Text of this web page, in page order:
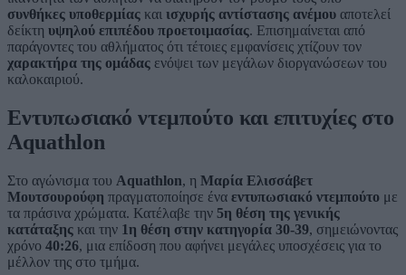
συνθήκες υποθερμίας και ισχυρής αντίστασης ανέμου αποτελεί
δείκτη υψηλού επιπέδου προετοιμασίας. Επισημαίνεται από
παράγοντες του αθλήματος ότι τέτοιες εμφανίσεις χτίζουν τον
χαρακτήρα της ομάδας ενόψει των μεγάλων διοργανώσεων του
καλοκαιριού.
Εντυπωσιακό ντεμπούτο και επιτυχίες στο
Aquathlon
Στο αγώνισμα του Aquathlon, η Μαρία Ελισσάβετ
Μουτσουρούφη πραγματοποίησε ένα εντυπωσιακό ντεμπούτο με
τα πράσινα χρώματα. Κατέλαβε την 5η θέση της γενικής
κατάταξης και την 1η θέση στην κατηγορία 30-39, σημειώνοντας
χρόνο 40:26, μια επίδοση που αφήνει μεγάλες υποσχέσεις για το
μέλλον της στο τμήμα.